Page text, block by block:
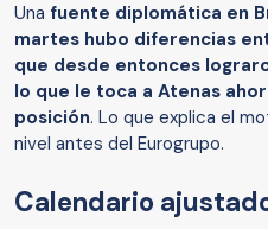
Una fuente diplomática en
martes hubo diferencias
que desde entonces
lo que le toca a Atenas
posición. Lo que explica el
nivel antes del Eurogrupo.
Calendario